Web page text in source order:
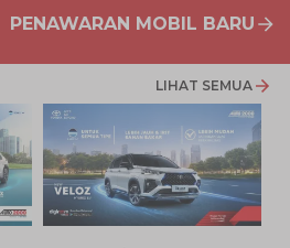
PENAWARAN MOBIL BARU
LIHAT SEMUA